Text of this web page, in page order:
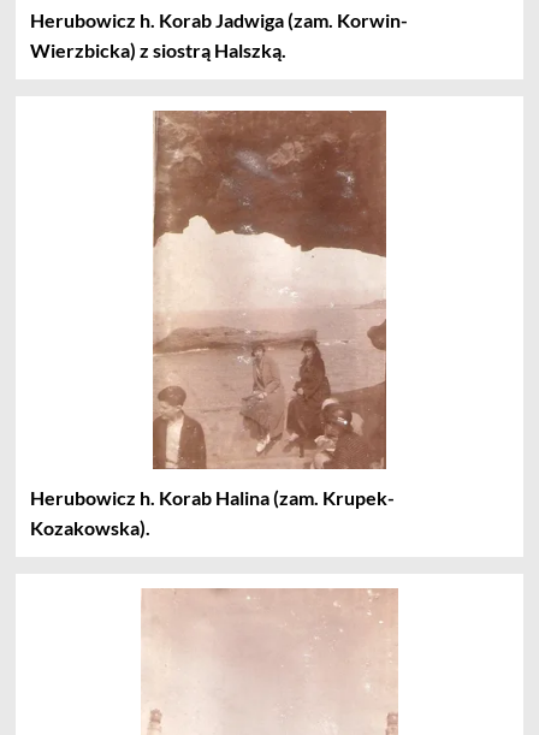
Herubowicz h. Korab Jadwiga (zam. Korwin-
Wierzbicka) z siostrą Halszką.
Herubowicz h. Korab Halina (zam. Krupek-
Kozakowska).